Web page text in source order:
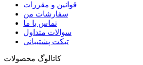
قوانین و مقررات
سفارشات من
تماس با ما
سوالات متداول
تیکت پشتیبانی
کاتالوگ محصولات